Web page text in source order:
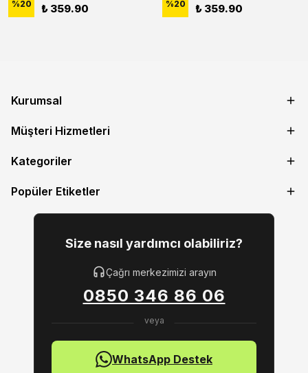
%20 ₺ 359.90 %20 ₺ 359.90
Kurumsal
Müşteri Hizmetleri
Kategoriler
Popüler Etiketler
Size nasıl yardımcı olabiliriz?
Çağrı merkezimizi arayın
0850 346 86 06
WhatsApp Destek